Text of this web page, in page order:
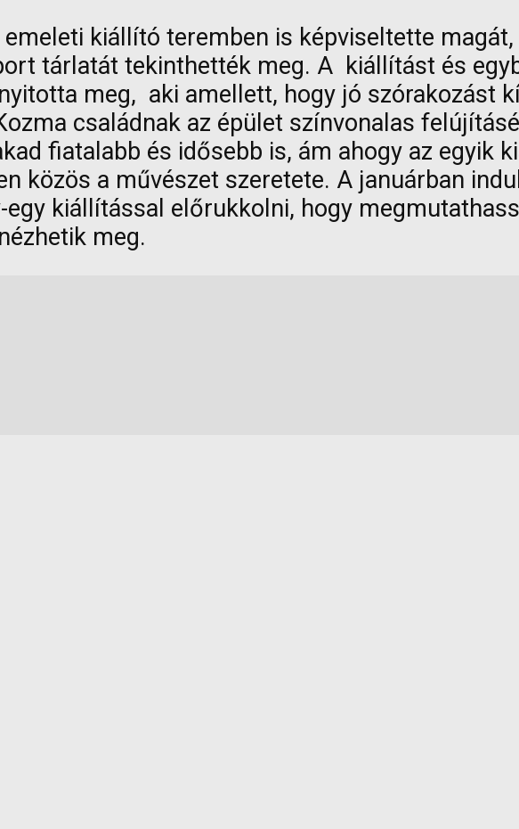
kiállító teremben is képviseltette magát,
tárlatát tekinthették meg. A kiállítást és
meg, aki amellett, hogy jó szórakozást
családnak az épület színvonalas
fiatalabb és idősebb is, ám ahogy az egyik
közös a művészet szeretete. A januárban
kiállítással előrukkolni, hogy
meg.